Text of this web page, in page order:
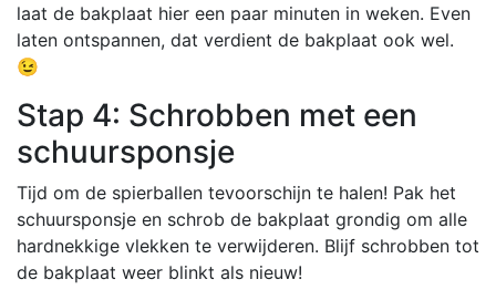
laat de bakplaat hier een paar minuten in weken. Even
laten ontspannen, dat verdient de bakplaat ook wel.
😉
Stap 4: Schrobben met een
schuursponsje
Tijd om de spierballen tevoorschijn te halen! Pak het
schuursponsje en schrob de bakplaat grondig om alle
hardnekkige vlekken te verwijderen. Blijf schrobben tot
de bakplaat weer blinkt als nieuw!